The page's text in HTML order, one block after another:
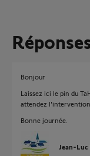
Bonjour
Laissez ici le pin du
attendez
Bonne journée.
Jean-Luc